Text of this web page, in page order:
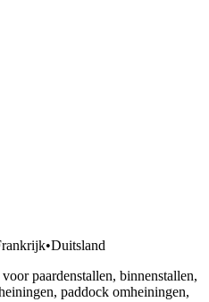
•Duitsland
paardenstallen, binnenstallen,
paddock omheiningen,